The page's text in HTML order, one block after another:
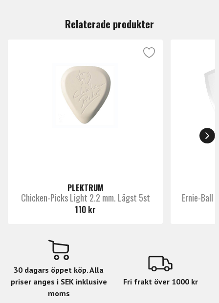
Singelpack
Relaterade produkter
PLEKTRUM
Chicken-Picks Light 2.2 mm. Lägst 5st
110 kr
Ernie-Ball
30 dagars öppet köp. Alla
priser anges i SEK inklusive
moms
Fri frakt över 1000 kr